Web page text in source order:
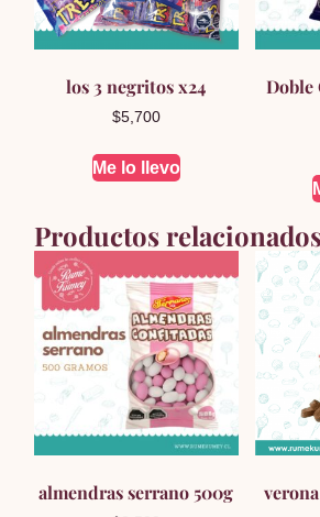
los 3 negritos x24
$5,700
Me lo llevo
Productos
almendras serrano 500g